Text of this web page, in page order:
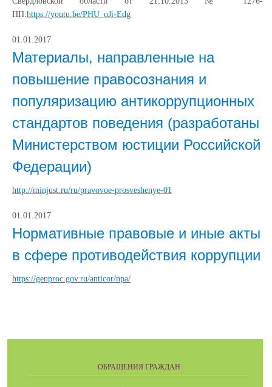
ПП. https://youtu.be/PHU_oJi-Edg
01.01.2017
Материалы, направленные на
повышение правосознания и
популяризацию антикоррупционных
стандартов поведения (разработаны
Министерством юстиции Российской
Федерации)
http://minjust.ru/ru/pravovoe-prosveshenye-01
01.01.2017
Нормативные правовые и иные акты
в сфере противодействия коррупции
https://genproc.gov.ru/anticor/npa/
ОБРАЩЕНИЯ ГРАЖДАН